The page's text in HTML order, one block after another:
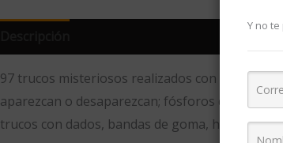
97 trucos misteriosos realizados con objetos
aparezcan o desaparezcan; fósforos que
trucos con dados, bandas de goma, huevos,
Y no